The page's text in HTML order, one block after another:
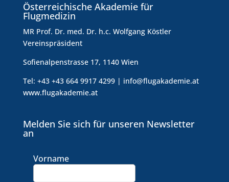
Österreichische Akademie für
Flugmedizin
MR Prof. Dr. med. Dr. h.c. Wolfgang Köstler
Vereinspräsident
Sofienalpenstrasse 17, 1140 Wien
Tel: +43 +43 664 9917 4299 | info@flugakademie.at
www.flugakademie.at
Melden Sie sich für unseren Newsletter
an
Vorname